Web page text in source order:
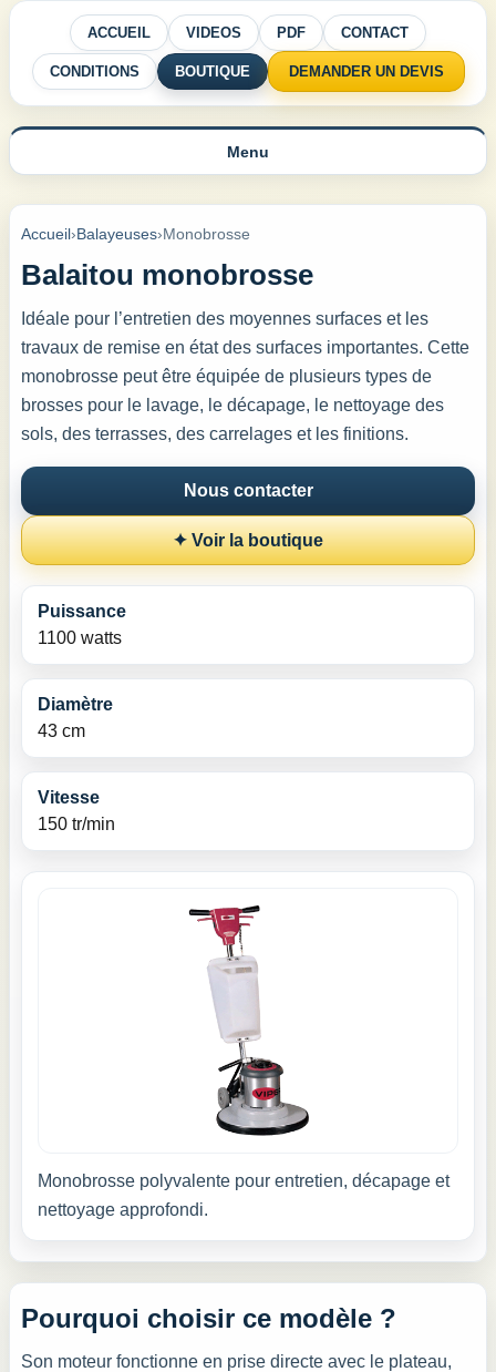
ACCUEIL VIDEOS PDF CONTACT
CONDITIONS BOUTIQUE DEMANDER UN DEVIS
Menu
Accueil›Balayeuses›Monobrosse
Balaitou monobrosse
Idéale pour l’entretien des moyennes surfaces et les
travaux de remise en état des surfaces importantes. Cette
monobrosse peut être équipée de plusieurs types de
brosses pour le lavage, le décapage, le nettoyage des
sols, des terrasses, des carrelages et les finitions.
Nous contacter
✦ Voir la boutique
Puissance
1100 watts
Diamètre
43 cm
Vitesse
150 tr/min
Monobrosse polyvalente pour entretien, décapage et
nettoyage approfondi.
Pourquoi choisir ce modèle ?
Son moteur fonctionne en prise directe avec le plateau,